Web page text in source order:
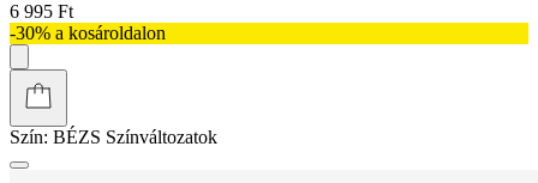
6 995 Ft
-30% a kosároldalon
Szín: BÉZS Színváltozatok